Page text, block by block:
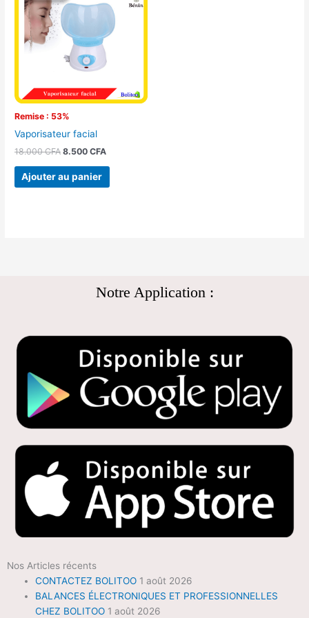
Remise : 53%
Vaporisateur facial
18.000CFA
était :
18.000 CFA.
8.500CFA
est :
8.500 CFA.
Ajouter au panier
Notre Application :
Nos Articles récents
CONTACTEZ BOLITOO 1 août 2026
BALANCES ÉLECTRONIQUES ET PROFESSIONNELLES
CHEZ BOLITOO 1 août 2026